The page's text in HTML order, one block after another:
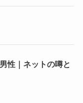
性｜ネットの噂と